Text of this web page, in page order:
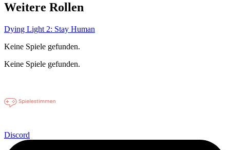
Weitere Rollen
Dying Light 2: Stay Human
Keine Spiele gefunden.
Keine Spiele gefunden.
Discord